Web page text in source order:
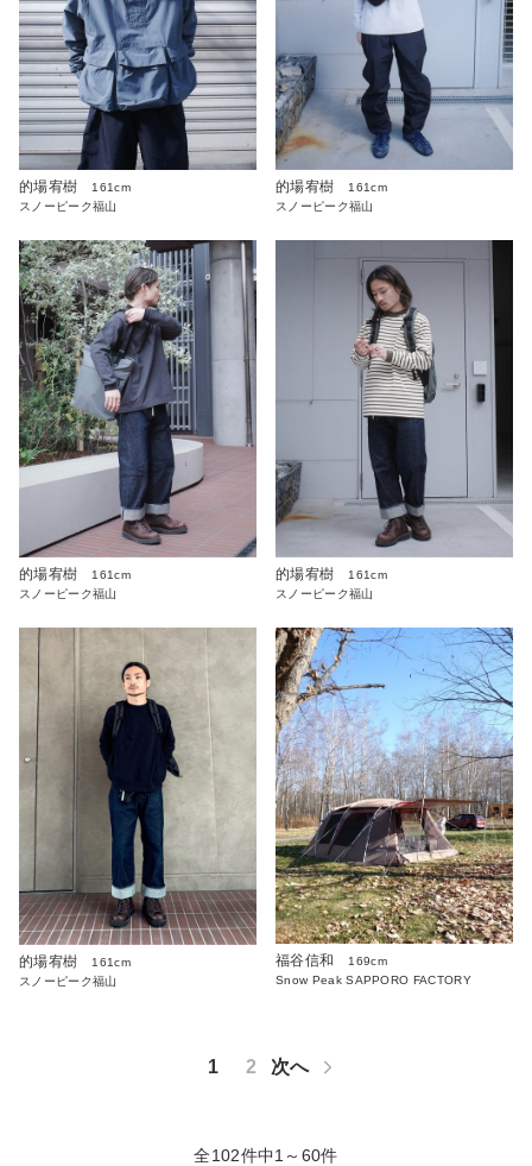
的場宥樹
161cm
スノーピーク福山
的場宥樹
161cm
スノーピーク福山
的場宥樹
161cm
スノーピーク福山
的場宥樹
161cm
スノーピーク福山
的場宥樹
161cm
スノーピーク福山
福谷信和
169cm
Snow Peak SAPPORO FACTORY
1 2 次へ
全102件中1～60件